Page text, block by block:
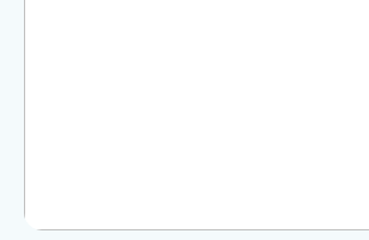
Каталог материалов